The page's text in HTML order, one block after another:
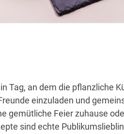
Tag, an dem die pflanzliche
einzuladen und
gemütliche Feier zuhause
sind echte